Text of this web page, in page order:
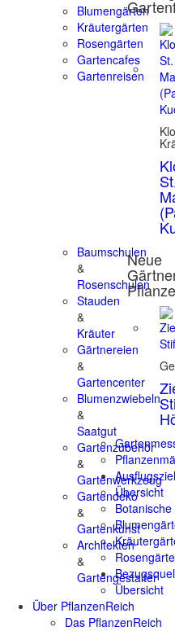
Blumengärten
Kräutergärten
Rosengärten
Gartencafes
Gartenreisen
Baumschulen
&
Rosenschulen
Stauden
&
Kräuter
Gärtnereien
&
Gartencenter
Blumenzwiebeln
&
Saatgut
Gartenzubehör
&
Gartenwerkzeug
Gartendeko
&
Gartenkunst
Architekten
&
Gartengestalter
Neue
Übersicht
Übersicht
Über PflanzenReich
Das PflanzenReich